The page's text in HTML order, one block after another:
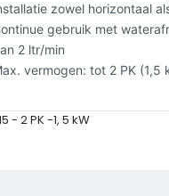
zowel horizontaal
gebruik met
2 ltr/min
vermogen: tot 2 PK (1,5
- 2 PK -1, 5 kW